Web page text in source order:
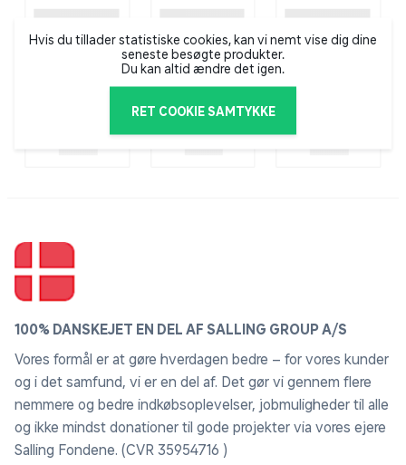
Hvis du tillader statistiske cookies, kan vi nemt vise dig dine
seneste besøgte produkter.
Du kan altid ændre det igen.
RET COOKIE SAMTYKKE
100% DANSKEJET EN DEL AF SALLING GROUP A/S
Vores formål er at gøre hverdagen bedre – for vores kunder
og i det samfund, vi er en del af. Det gør vi gennem flere
nemmere og bedre indkøbsoplevelser, jobmuligheder til alle
og ikke mindst donationer til gode projekter via vores ejere
Salling Fondene. (CVR 35954716 )